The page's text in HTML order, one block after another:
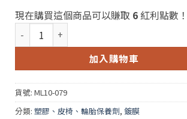
現在購買這個商品可以賺取 6紅利點數！
GTechniq C6 AB Matt Dash 100ml (GT C6
加入購物車
貨號: ML10-079
分類: 塑膠、皮椅、輪胎保養劑, 鍍膜